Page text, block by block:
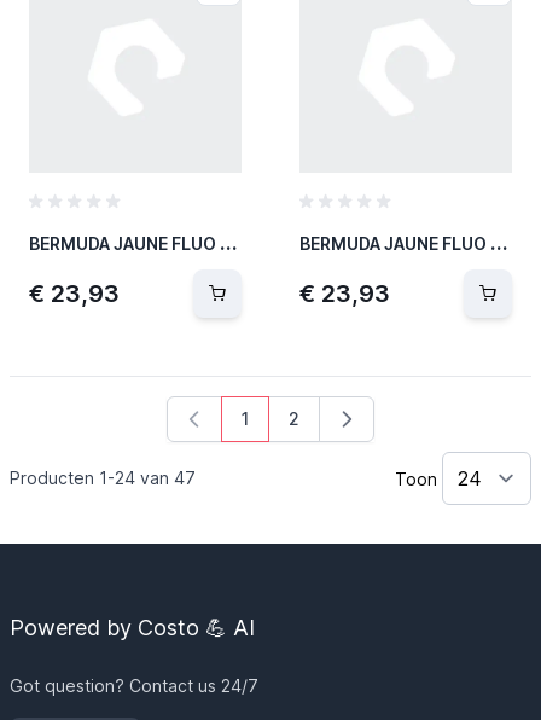
B
ERMUDA JAUNE FLUO T.L
€ 23,93
B
ERMUDA JAUNE FLUO T.M
€ 23,93
Producten 1-24 van 47
U lees momenteel pagina
1 Pagina
2
Toon
Powered by Costo 💪 AI
Got question? Contact us 24/7